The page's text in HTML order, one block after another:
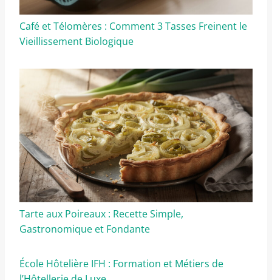
Café et Télomères : Comment 3 Tasses Freinent le
Vieillissement Biologique
Tarte aux Poireaux : Recette Simple,
Gastronomique et Fondante
École Hôtelière IFH : Formation et Métiers de